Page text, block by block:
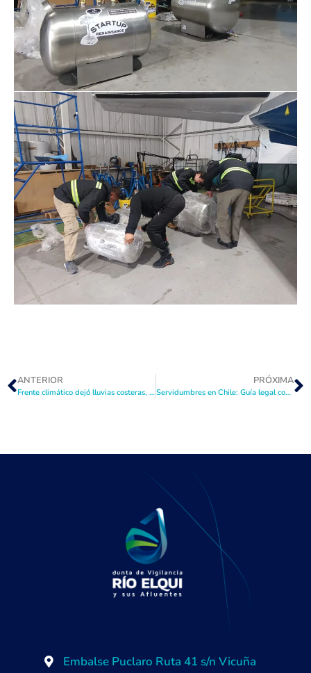
ANTERIOR
Frente climático dejó lluvias costeras, pero sin impacto relevante en la cuenca del Elqui
PRÓXIMA
Servidumbres en Chile: Guía legal completa en el uso de aguas y canales de riego
Embalse Puclaro Ruta 41 s/n Vicuña